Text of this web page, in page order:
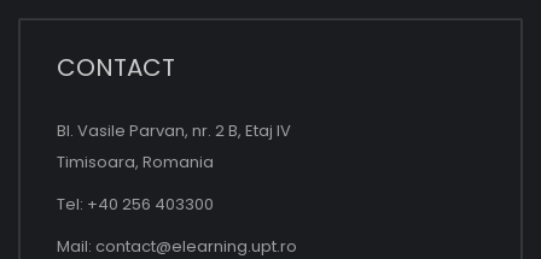
CONTACT
Bl. Vasile Parvan, nr. 2 B, Etaj IV
Timisoara, Romania
Tel: +40 256 403300
Mail: contact@elearning.upt.ro